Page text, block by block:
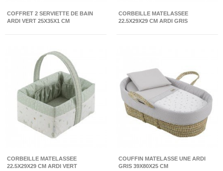
COFFRET 2 SERVIETTE DE BAIN
ARDI VERT 25X35X1 CM
CORBEILLE MATELASSEE
22.5X29X29 CM ARDI GRIS
CORBEILLE MATELASSEE
22.5X29X29 CM ARDI VERT
COUFFIN MATELASSE UNE ARDI
GRIS 39X80X25 CM